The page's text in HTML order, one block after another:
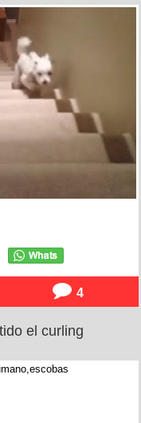
4
el curling